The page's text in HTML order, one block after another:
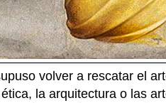
volver a rescatar el
la arquitectura o las